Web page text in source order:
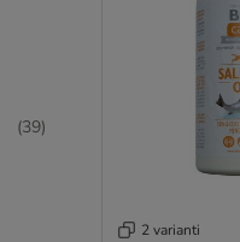
(39)
2 varianti